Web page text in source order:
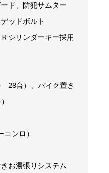
ド、防犯サムター
ッドボルト
シリンダーキー採用
28台）、バイク置き
コンロ）
お湯張りシステム